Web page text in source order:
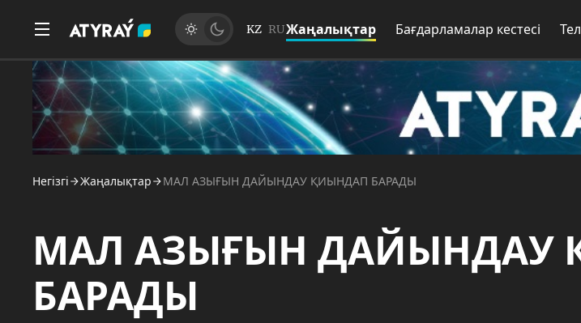
KZ RUЖаңалықтар Бағдарламалар кестесі
Негізгі Жаңалықтар МАЛ АЗЫҒЫН ДАЙЫНДАУ ҚИЫНДАП БАРАДЫ
МАЛ АЗЫҒЫН ДАЙЫНДАУ
БАРАДЫ